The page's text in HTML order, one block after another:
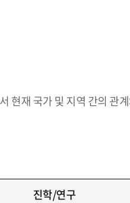
현재 국가 및 지역 간의 관
진학/연구